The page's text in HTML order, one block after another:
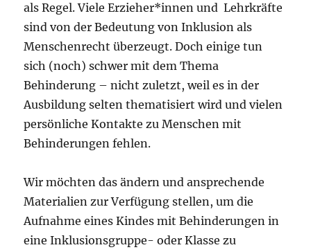
als Regel. Viele Erzieher*innen und Lehrkräfte
sind von der Bedeutung von Inklusion als
Menschenrecht überzeugt. Doch einige tun
sich (noch) schwer mit dem Thema
Behinderung – nicht zuletzt, weil es in der
Ausbildung selten thematisiert wird und vielen
persönliche Kontakte zu Menschen mit
Behinderungen fehlen.
Wir möchten das ändern und ansprechende
Materialien zur Verfügung stellen, um die
Aufnahme eines Kindes mit Behinderungen in
eine Inklusionsgruppe- oder Klasse zu